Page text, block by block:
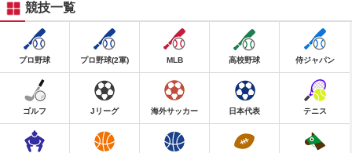
競技一覧
プロ野球 プロ野球(2軍) MLB 高校野球 侍ジャパン
ゴルフ Jリーグ 海外サッカー 日本代表 テニス